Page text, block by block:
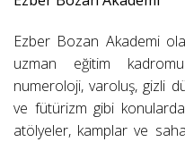
Ezber Bozan Akademi
uzman eğitim
numeroloji, varoluş, gizli
ve fütürizm gibi
atölyeler, kamplar ve